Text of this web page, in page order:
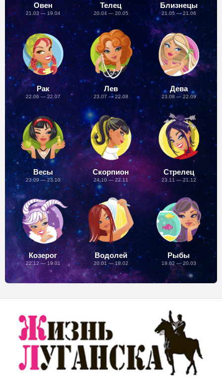
Овен
21.03 — 19.04
Телец
20.04 — 20.05
Близнецы
21.05 — 21.06
Рак
22.06 — 22.07
Лев
23.07 — 22.08
Дева
23.08 — 22.09
Весы
23.09 — 23.10
Скорпион
24.10 — 22.11
Стрелец
23.11 — 21.12
Козерог
22.12 — 19.01
Водолей
20.01 — 18.02
Рыбы
19.02 — 20.03